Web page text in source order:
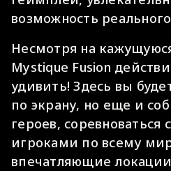
возможность
Несмотря на
Mystique Fusion
удивить! Здесь вы
по экрану, но еще и
героев, соревноваться
игроками по всему
впечатляющие